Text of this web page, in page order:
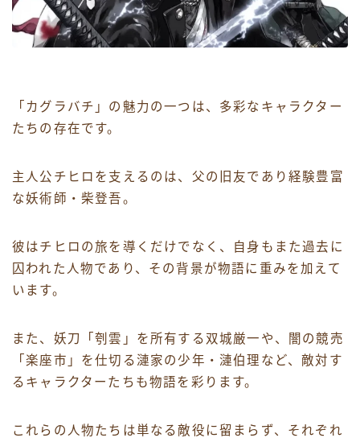
「カグラバチ」の魅力の一つは、多彩なキャラクター
たちの存在です。
主人公チヒロを支えるのは、父の旧友であり経験豊富
な妖術師・柴登吾。
彼はチヒロの旅を導くだけでなく、自身もまた過去に
囚われた人物であり、その背景が物語に重みを加えて
います。
また、妖刀「刳雲」を所有する双城厳一や、闇の競売
「楽座市」を仕切る漣家の少年・漣伯理など、敵対す
るキャラクターたちも物語を彩ります。
これらの人物たちは単なる敵役に留まらず、それぞれ